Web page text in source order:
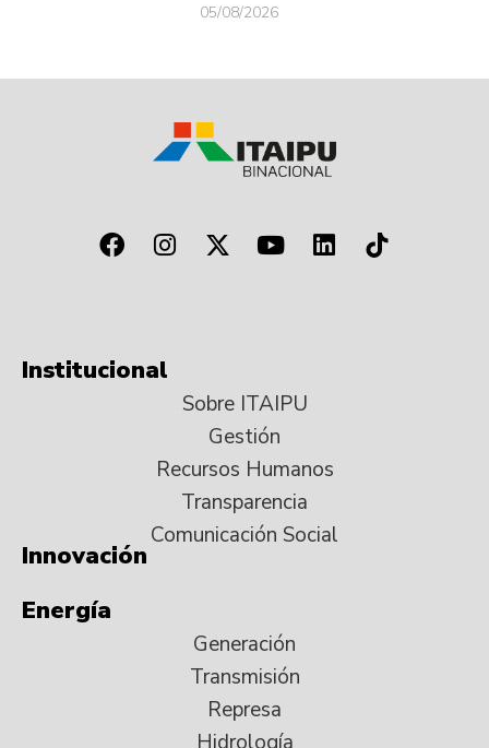
05/08/2026
Institucional
Sobre ITAIPU
Gestión
Recursos Humanos
Transparencia
Comunicación Social
Innovación
Energía
Generación
Transmisión
Represa
Hidrología